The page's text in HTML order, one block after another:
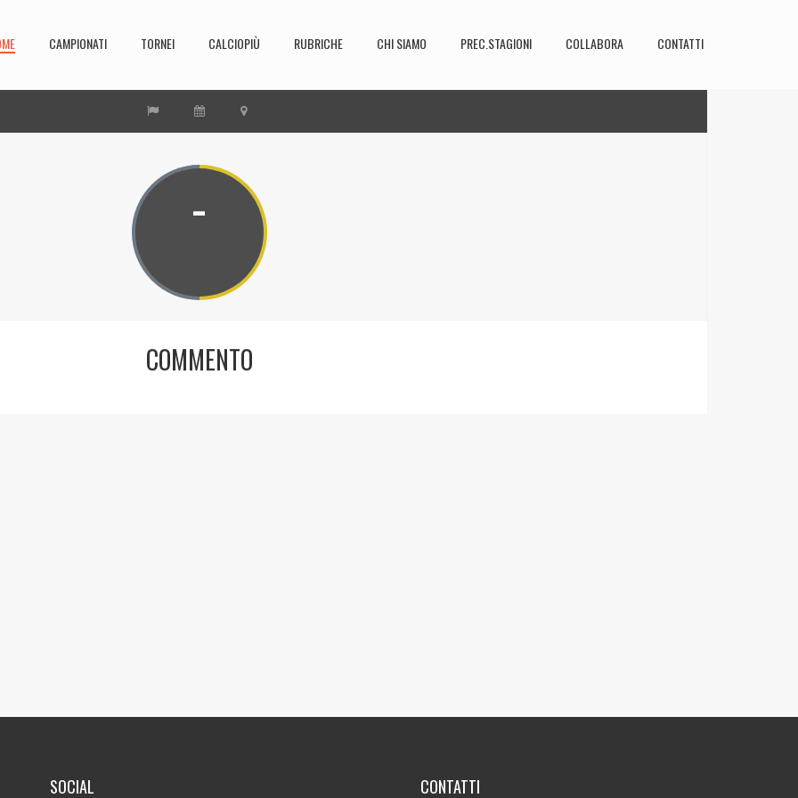
CAMPIONATI TORNEI CALCIOPIÙ RUBRICHE CHI SIAMO PREC.STAGIONI COLLABORA CONTATTI
-
COMMENTO
SOCIAL CONTATTI